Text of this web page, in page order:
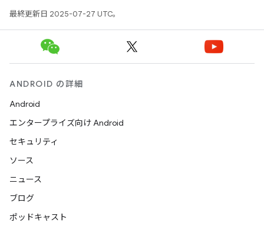
最終更新日 2025-07-27 UTC。
ANDROID の詳細
Android
エンタープライズ向け Android
セキュリティ
ソース
ニュース
ブログ
ポッドキャスト